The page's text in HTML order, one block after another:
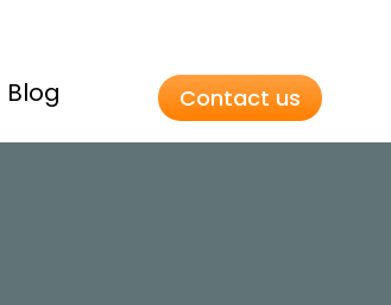
Blog Contact us